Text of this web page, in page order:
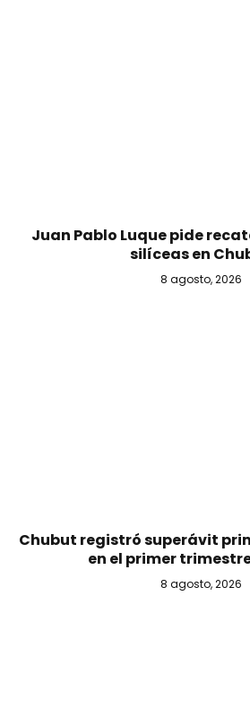
Juan Pablo Luque pide
silíceas en
8 agosto, 2026
Chubut registró superávit
en el primer
8 agosto, 2026